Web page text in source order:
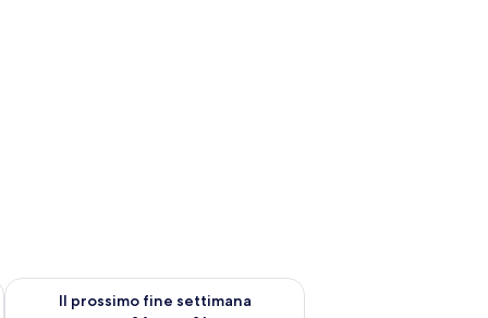
ago 7 - ago 9
Il prossimo fine settimana
Verifica la disponibilità per il prossimo fine settimana, ago 14